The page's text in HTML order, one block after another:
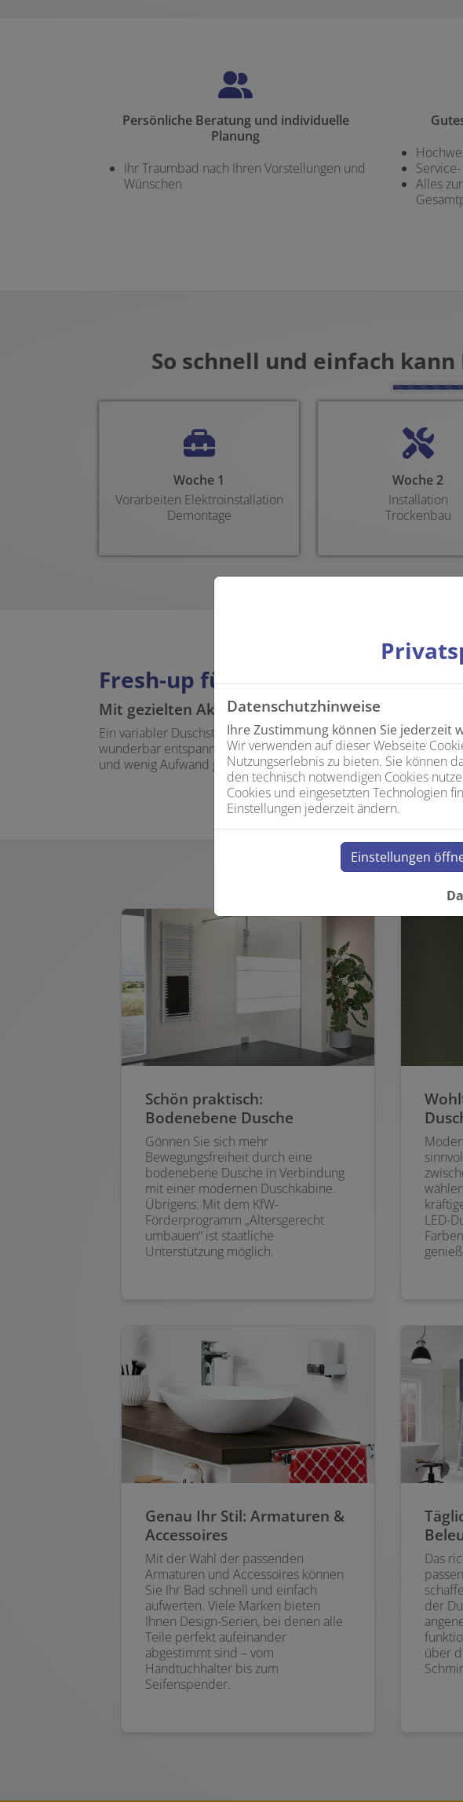
Persönliche Beratung und individuelle
Planung
Ihr Traumbad nach Ihren Vorstellungen und
Wünschen
Alles
So schnell und einfach
Woche 1
Vorarbeiten Elektroinstallation
Demontage
Woche 2
Installation
Trockenbau
Fresh-up für Ihr Bad von Josef
Mit gezielten Akzenten rundum wohler fühlen
Ein variabler Duschstrahl, der wohltuend massiert. Moderne
wunderbar entspannt. Es sind solche Details, die Ihr Bad jeden
und wenig Aufwand große Wirkung erzielen.
Schön praktisch:
Bodenebene Dusche
Gönnen Sie sich mehr
Bewegungsfreiheit durch eine
bodenebene Dusche in Verbindung
mit einer modernen Duschkabine.
Übrigens: Mit dem KfW-
Förderprogramm „Altersgerecht
umbauen“ ist staatliche
Unterstützung möglich.
LED-
Genau Ihr Stil: Armaturen &
Accessoires
Mit der Wahl der passenden
Armaturen und Accessoires können
Sie Ihr Bad schnell und einfach
aufwerten. Viele Marken bieten
Ihnen Design-Serien, bei denen alle
Teile perfekt aufeinander
abgestimmt sind – vom
Handtuchhalter bis zum
Seifenspender.
Das
der
über
Datenschutzhinweise
Ihre Zustimmung können Sie jederzeit
Wir verwenden auf dieser Webseite
Nutzungserlebnis zu bieten. Sie können
den technisch notwendigen Cookies
Cookies und eingesetzten Technologien
Einstellungen jederzeit ändern.
Einstellungen